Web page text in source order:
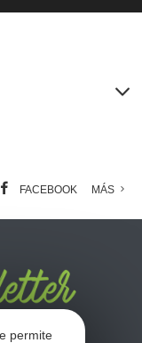
FACEBOOK MÁS
permite